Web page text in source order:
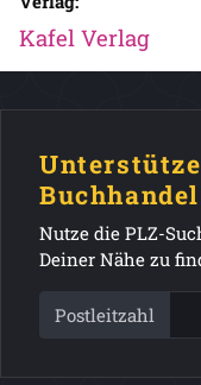
Kafel Verlag
Buchhandel
Nutze die PLZ-
Deiner Nähe zu
Postleitzahl